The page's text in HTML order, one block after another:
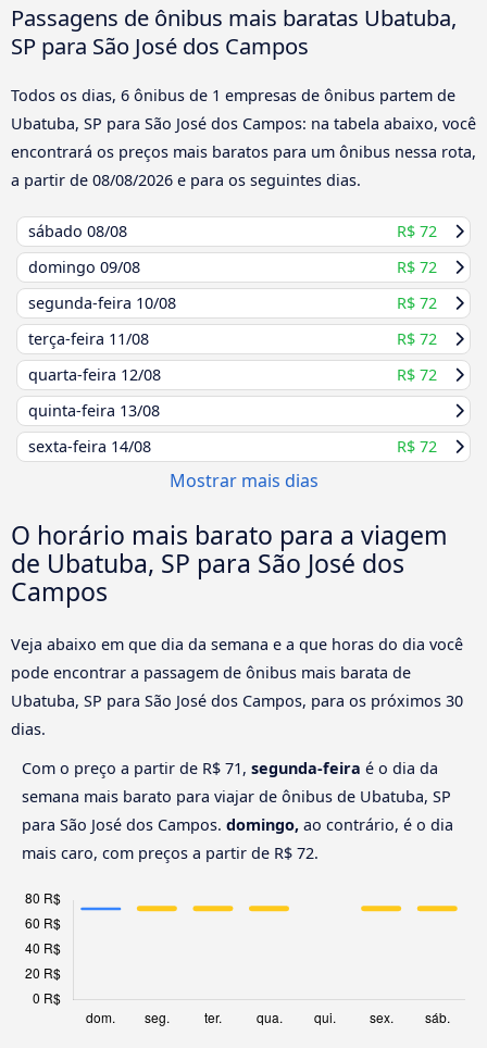
Passagens de ônibus mais baratas Ubatuba,
SP para São José dos Campos
Todos os dias, 6 ônibus de 1 empresas de ônibus partem de
Ubatuba, SP para São José dos Campos: na tabela abaixo, você
encontrará os preços mais baratos para um ônibus nessa rota,
a partir de 08/08/2026 e para os seguintes dias.
sábado 08/08
R$ 72
domingo 09/08
R$ 72
segunda-feira 10/08
R$ 72
terça-feira 11/08
R$ 72
quarta-feira 12/08
R$ 72
quinta-feira 13/08
sexta-feira 14/08 R$ 72
Mostrar mais dias
O horário mais barato para a viagem
de Ubatuba, SP para São José dos
Campos
Veja abaixo em que dia da semana e a que horas do dia você
pode encontrar a passagem de ônibus mais barata de
Ubatuba, SP para São José dos Campos, para os próximos 30
dias.
Com o preço a partir de R$ 71, segunda-feira é o dia da
semana mais barato para viajar de ônibus de Ubatuba, SP
para São José dos Campos. domingo, ao contrário, é o dia
mais caro, com preços a partir de R$ 72.